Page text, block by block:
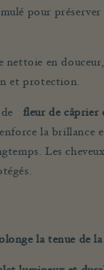
pour préserver
nettoie en
et protection.
de fleur de câprier
la brillance
Les
la tenue de